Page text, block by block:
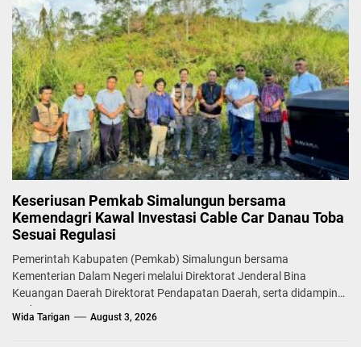
Keseriusan Pemkab Simalungun bersama
Kemendagri Kawal Investasi Cable Car Danau Toba
Sesuai Regulasi
Pemerintah Kabupaten (Pemkab) Simalungun bersama
Kementerian Dalam Negeri melalui Direktorat Jenderal Bina
Keuangan Daerah Direktorat Pendapatan Daerah, serta didampingi
Badan...
Wida Tarigan August 3, 2026